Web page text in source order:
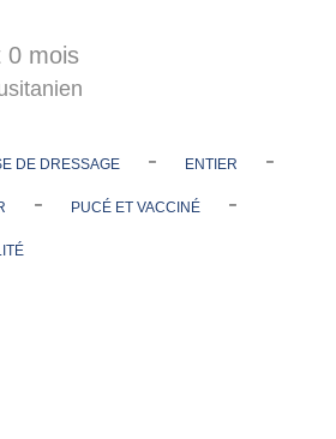
0 mois
DE DRESSAGE - ENTIER -
- PUCÉ ET VACCINÉ -